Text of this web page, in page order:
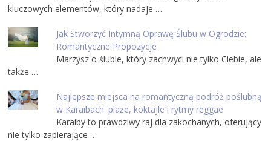
kluczowych elementów, który nadaje …
Jak Stworzyć Intymną Oprawę Ślubu w Ogrodzie:
Romantyczne Propozycje
Marzysz o ślubie, który zachwyci nie tylko Ciebie, ale
także …
Najlepsze miejsca na romantyczną podróż poślubną
w Karaibach: plaże, koktajle i rytmy reggae
Karaiby to prawdziwy raj dla zakochanych, oferujący
nie tylko zapierające …